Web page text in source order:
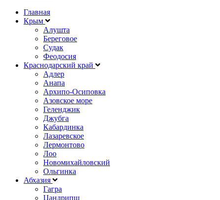
Главная
Крым
Алушта
Береговое
Судак
Феодосия
Краснодарский край
Адлер
Анапа
Архипо-Осиповка
Азовское море
Геленджик
Джубга
Кабардинка
Лазаревское
Лермонтово
Лоо
Новомихайловский
Ольгинка
Абхазия
Гагра
Цандрипш